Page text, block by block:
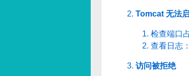
Tomcat 无法
检查端口
查看日志：
访问被拒绝